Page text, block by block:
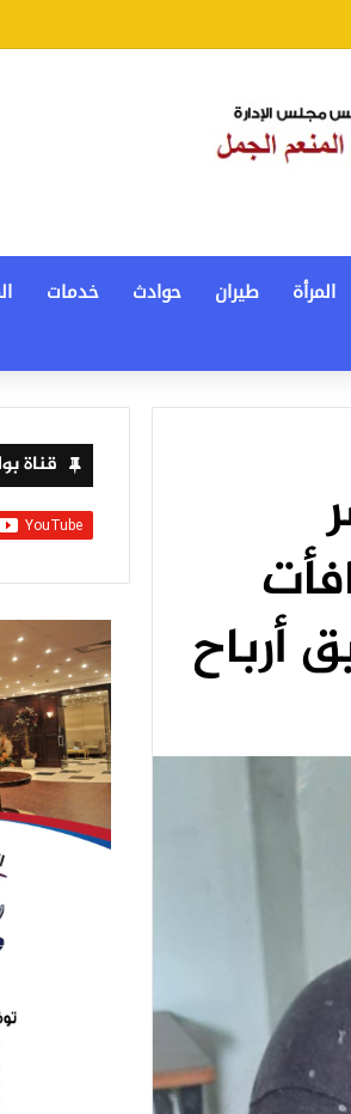
المرأة طيران حوادث خدمات
أرباح
قناة